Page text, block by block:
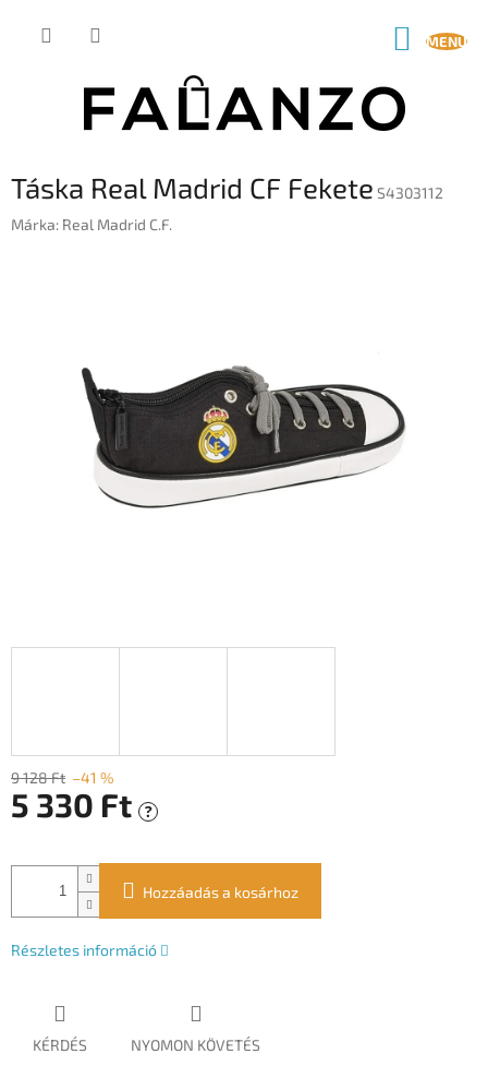
KOSÁR
Táska Real Madrid CF Fekete S4303112
Márka: Real Madrid C.F.
9 128 Ft –41 %
5 330 Ft ?
Hozzáadás a kosárhoz
Részletes információ
KÉRDÉS NYOMON KÖVETÉS